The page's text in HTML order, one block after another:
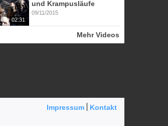
02:31
und Krampusläufe
09/11/2015
Mehr Videos
Impressum
Kontakt